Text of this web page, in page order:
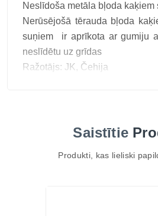
Neslīdoša metāla bļoda kaķiem
Nerūsējošā tērauda bļoda
suņiem ir aprīkota ar gumiju
neslīdētu uz grīdas
Ražotājs: JK, Čehija
Saistītie
Produkti, kas lieliski